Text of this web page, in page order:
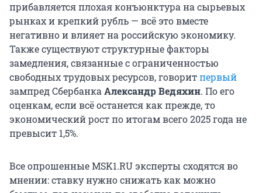
прибавляется плохая конъюнктура на сырьевых
рынках и крепкий рубль — всё это вместе
негативно и влияет на российскую экономику.
Также существуют структурные факторы
замедления, связанные с ограниченностью
свободных трудовых ресурсов, говоритпервый
зампред СбербанкаАлександр Ведяхин. По его
оценкам, если всё останется как прежде, то
экономический рост по итогам всего 2025 года не
превысит 1,5%.
Все опрошенные MSK1.RU эксперты сходятся во
мнении: ставку нужно снижать как можно